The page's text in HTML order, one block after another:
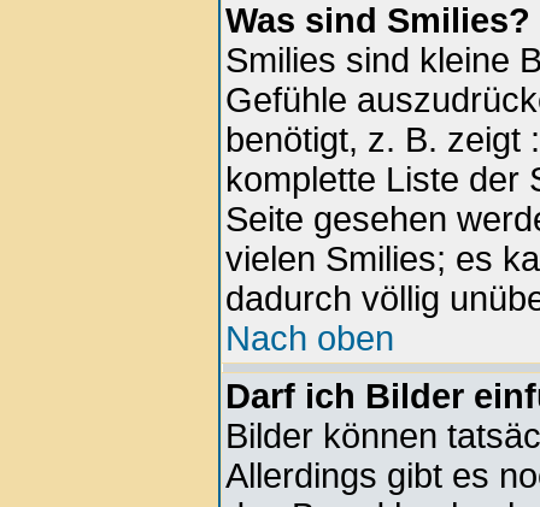
Was sind Smilies?
Smilies sind kleine
Gefühle
benötigt, z. B. zeigt
komplette Liste der
Seite gesehen
vielen Smilies; es
dadurch völlig
Nach oben
Darf ich Bilder
Bilder können
Allerdings gibt es